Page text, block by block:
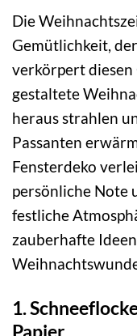
Die
Gemütlichkeit,
verkörpert diesen
gestaltete
heraus strahlen
Passanten
Fensterdeko
persönliche Note
festliche
zauberhafte
1.
Papier